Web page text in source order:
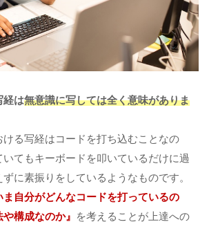
経は無意識に写しては全く意味がありま
ける写経はコードを打ち込むことなの
てもキーボードを叩いているだけに過
に素振りをしているようなものです。
ま自分がどんなコードを打っているの
構成なのか』
を考えることが上達への